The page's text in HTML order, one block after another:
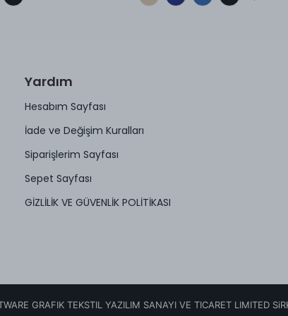
Yardım
Hesabım Sayfası
İade ve Değişim Kuralları
Siparişlerim Sayfası
Sepet Sayfası
GİZLİLİK VE GÜVENLİK POLİTİKASI
GRAFIK TEKSTIL YAZILIM SANAYI VE TICARET LIMITED